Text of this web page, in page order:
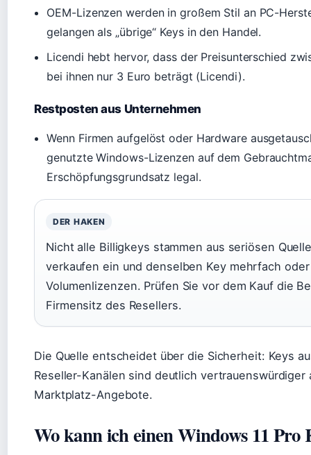
OEM-Lizenzen werden in großem Stil an PC-
gelangen als „übrige“ Keys in den Handel.
Licendi hebt hervor, dass der Preisunterschied
bei ihnen nur 3 Euro beträgt (Licendi).
Restposten aus Unternehmen
Wenn Firmen aufgelöst oder Hardware
genutzte Windows-Lizenzen auf dem
Erschöpfungsgrundsatz legal.
DER HAKEN
Nicht alle Billigkeys stammen aus seriösen
verkaufen ein und denselben Key mehrfach
Volumenlizenzen. Prüfen Sie vor dem Kauf die
Firmensitz des Resellers.
Die Quelle entscheidet über die Sicherheit: Keys
Reseller-Kanälen sind deutlich vertrauenswürdiger
Marktplatz-Angebote.
Wo kann ich einen Windows 11 Pro